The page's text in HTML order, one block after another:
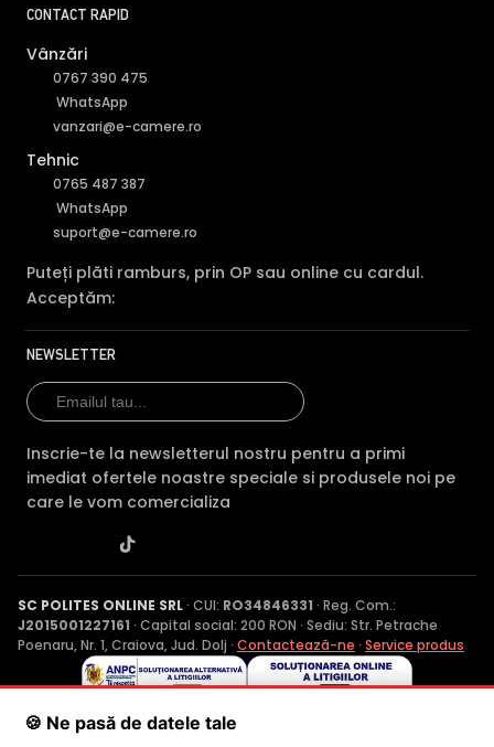
CONTACT RAPID
Vânzări
0767 390 475
WhatsApp
vanzari@e-camere.ro
Tehnic
0765 487 387
WhatsApp
suport@e-camere.ro
Puteți plăti ramburs, prin OP sau online cu cardul.
Acceptăm:
NEWSLETTER
Inscrie-te la newsletterul nostru pentru a primi
imediat ofertele noastre speciale si produsele noi pe
care le vom comercializa
SC POLITES ONLINE SRL· CUI: RO34846331 · Reg. Com.:
J2015001227161 · Capital social: 200 RON · Sediu: Str. Petrache
Poenaru, Nr. 1, Craiova, Jud. Dolj · Contactează-ne · Service produs
© 2026 SC POLITES ONLINE SRL
🍪 Ne pasă de datele tale